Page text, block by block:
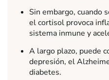
Sin embargo, cuando
el cortisol provoca
sistema inmune y
A largo plazo, puede
depresión, el
diabetes.